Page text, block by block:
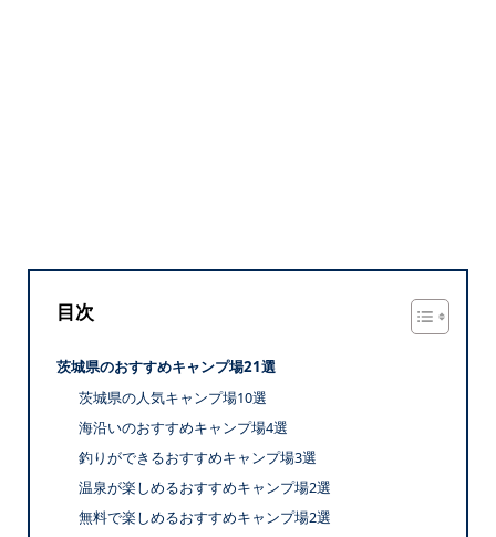
目次
茨城県のおすすめキャンプ場21選
茨城県の人気キャンプ場10選
海沿いのおすすめキャンプ場4選
釣りができるおすすめキャンプ場3選
温泉が楽しめるおすすめキャンプ場2選
無料で楽しめるおすすめキャンプ場2選